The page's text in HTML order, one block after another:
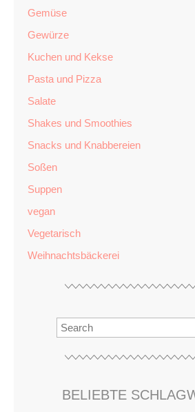
Gemüse
Gewürze
Kuchen und Kekse
Pasta und Pizza
Salate
Shakes und Smoothies
Snacks und Knabbereien
Soßen
Suppen
vegan
Vegetarisch
Weihnachtsbäckerei
BELIEBTE